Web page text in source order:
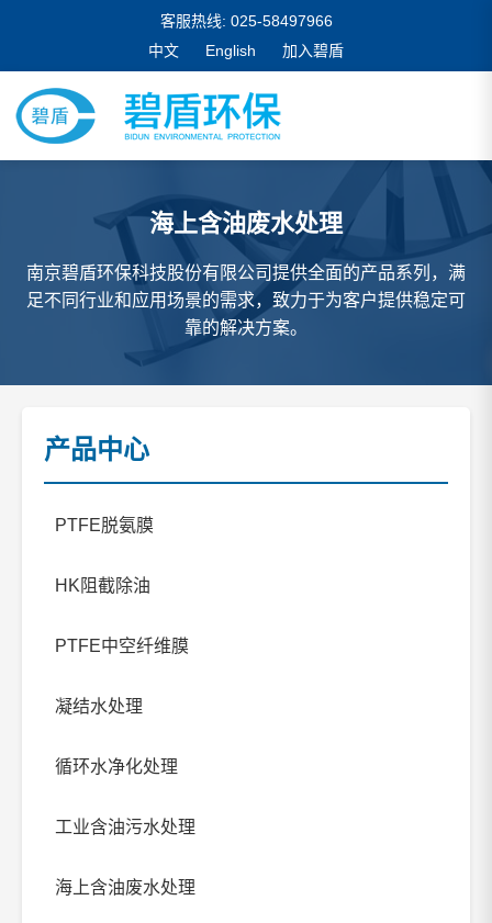
客服热线: 025-58497966
中文
English 加入碧盾
海上含油废水处理
南京碧盾环保科技股份有限公司提供全面的产品系列，满
足不同行业和应用场景的需求，致力于为客户提供稳定可
靠的解决方案。
产品中心
PTFE脱氨膜
HK阻截除油
PTFE中空纤维膜
凝结水处理
循环水净化处理
工业含油污水处理
海上含油废水处理